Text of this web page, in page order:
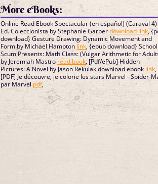
More eBooks:
Online Read Ebook Spectacular (en español) (Caraval
Ed. Coleccionista by Stephanie Garberdownload link,
download} Gesture Drawing: Dynamic Movement and
Form by Michael Hampton link, {epub download}
Scum Presents: Math Class: (Vulgar Arithmetic for
by Jeremiah Mastroread book, [Pdf/ePub] Hidden
Pictures: A Novel by Jason Rekulak download ebook link,
[PDF] Je découvre, je colorie les stars Marvel - Spider-
par Marvelpdf,